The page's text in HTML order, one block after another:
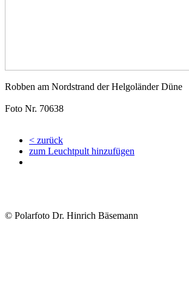
Robben am Nordstrand der Helgoländer Düne
Foto Nr. 70638
< zurück
zum Leuchtpult hinzufügen
© Polarfoto Dr. Hinrich Bäsemann